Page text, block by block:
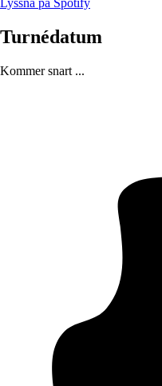
Lyssna på Spotify
Turnédatum
Kommer snart ...